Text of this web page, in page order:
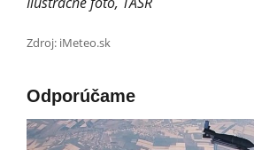
Zdroj: iMeteo.sk
Odporúčame